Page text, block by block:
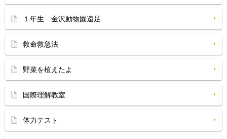
１年生 金沢動物園遠足
救命救急法
野菜を植えたよ
国際理解教室
体力テスト